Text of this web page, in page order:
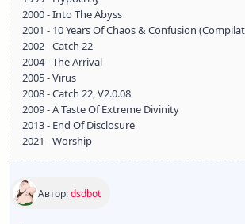
2000 - Into The Abyss
2001 - 10 Years Of Chaos & Confusion
2002 - Catch 22
2004 - The Arrival
2005 - Virus
2008 - Catch 22, V2.0.08
2009 - A Taste Of Extreme Divinity
2013 - End Of Disclosure
2021 - Worship
Автор:dsdbot